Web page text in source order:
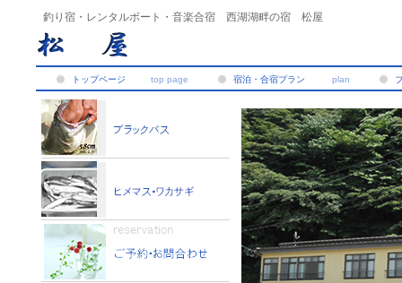
釣り宿・レンタルボート・音楽合宿 西湖湖畔の宿 松屋
top page
トップページ plan
宿泊・合宿プラン